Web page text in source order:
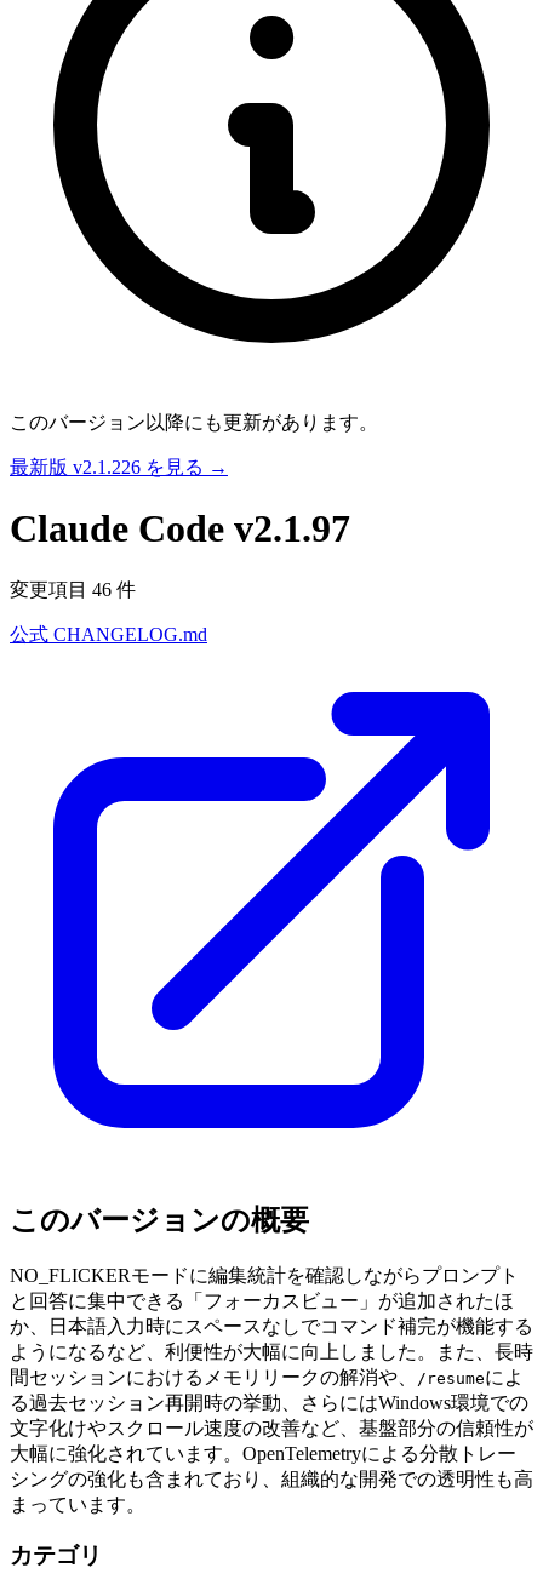
このバージョン以降にも更新があります。
最新版 v2.1.226 を見る →
Claude Code v2.1.97
変更項目 46 件
公式 CHANGELOG.md
このバージョンの概要
NO_FLICKERモードに編集統計を確認しながらプロンプト
と回答に集中できる「フォーカスビュー」が追加されたほ
か、日本語入力時にスペースなしでコマンド補完が機能する
ようになるなど、利便性が大幅に向上しました。また、長時
間セッションにおけるメモリリークの解消や、
/resumeによ
る過去セッション再開時の挙動、さらにはWindows環境での
文字化けやスクロール速度の改善など、基盤部分の信頼性が
大幅に強化されています。OpenTelemetryによる分散トレー
シングの強化も含まれており、組織的な開発での透明性も高
まっています。
カテゴリ